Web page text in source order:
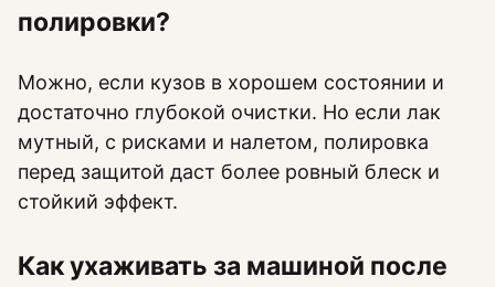
полировки?
Можно, если кузов в хорошем состоянии и
достаточно глубокой очистки. Но если лак
мутный, с рисками и налетом, полировка
перед защитой даст более ровный блеск и
стойкий эффект.
Как ухаживать за машиной после